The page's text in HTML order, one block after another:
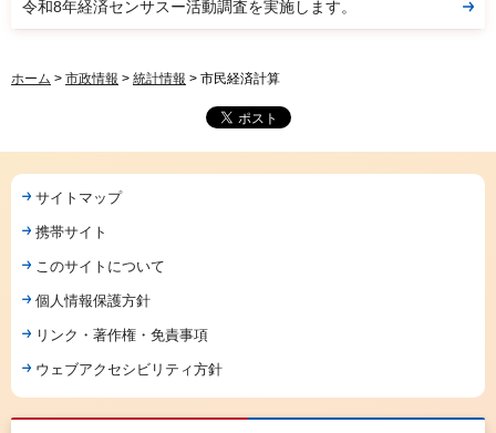
令和8年経済センサスー活動調査を実施します。
ホーム > 市政情報 > 統計情報 > 市民経済計算
サイトマップ
携帯サイト
このサイトについて
個人情報保護方針
リンク・著作権・免責事項
ウェブアクセシビリティ方針